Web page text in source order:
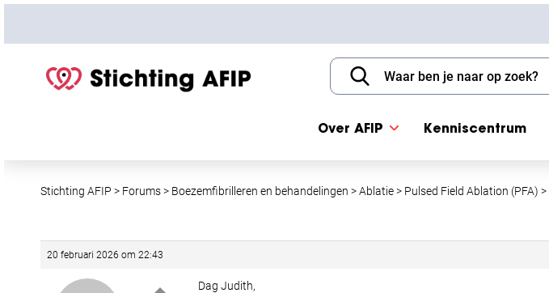
S
Over AFIP Kenniscentrum
Stichting AFIP > Forums> Boezemfibrilleren en behandelingen >Ablatie> Pulsed Field Ablation (PFA) >
20 februari 2026 om 22:43
Dag Judith,